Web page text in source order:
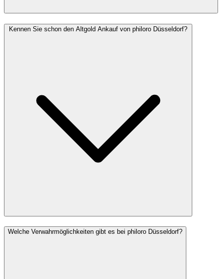
Welche Verwahrmöglichkeiten gibt es bei philoro Düsseldorf?